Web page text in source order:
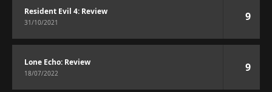
Resident Evil 4: Review
31/10/2021 9
Lone Echo: Review
18/07/2022 9